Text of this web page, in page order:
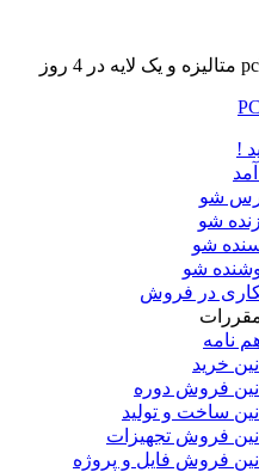
!
شو
شو
شو
شو
در فروش
نامه
خرید
فروش دوره
ساخت و تولید
فروش تجهیزات
فروش فایل و پروژه